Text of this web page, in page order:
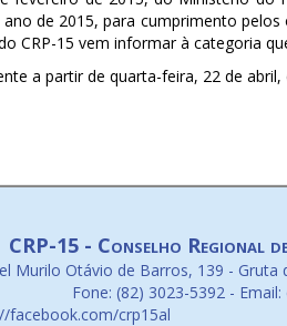
de 2015, para cumprimento
CRP-15 vem informar à categoria
a partir de quarta-feira, 22 de abril,
CRP-15 - Conselho Regional
Murilo Otávio de Barros, 139 - Gruta
Fone: (82) 3023-5392 -
facebook.com/crp15al